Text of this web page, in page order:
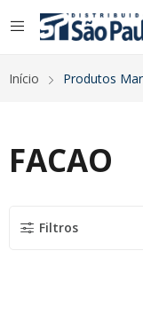
Início Produtos
FACAO
Filtros